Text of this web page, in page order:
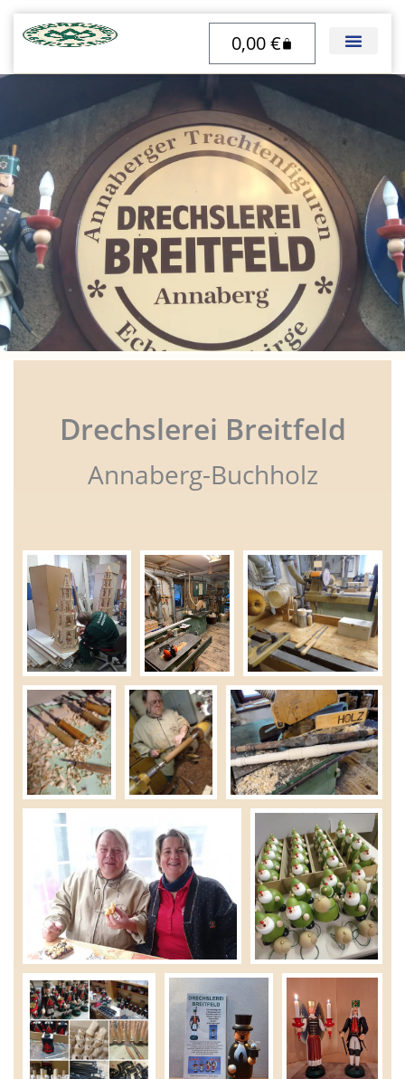
Zum
Inhalt
0,00€Warenkorb
Drechslerei Breitfeld
Annaberg-Buchholz